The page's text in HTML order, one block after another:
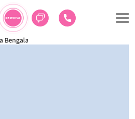
RESERVAR
Bengala